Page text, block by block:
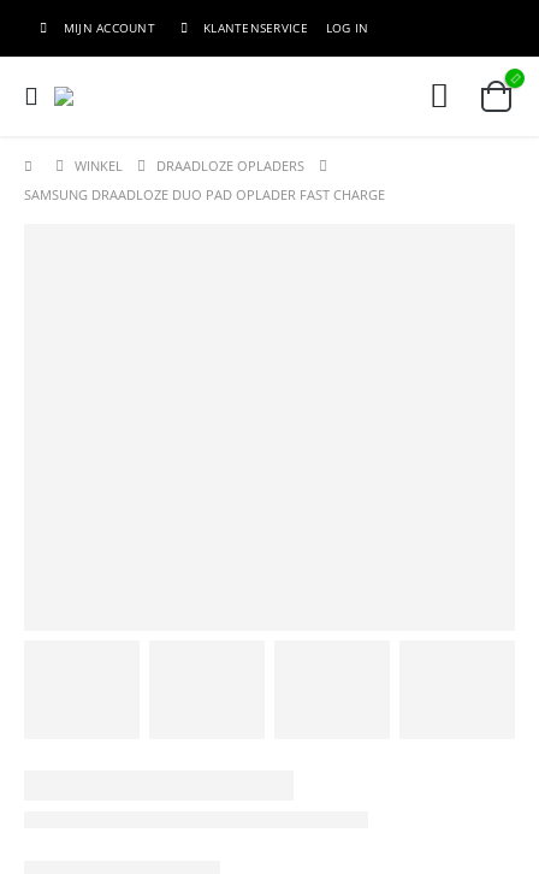
MIJN ACCOUNT KLANTENSERVICE LOG IN
WINKEL
DRAADLOZE OPLADERS
SAMSUNG DRAADLOZE DUO PAD OPLADER FAST CHARGE